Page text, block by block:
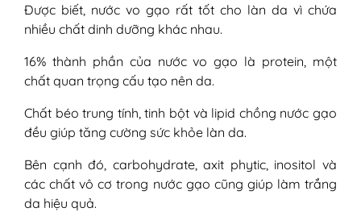
2. Cách tắm nước vo gạo trị rôm sảy
cho trẻ nhỏ
Được biết, nước vo gạo rất tốt cho làn da vì chứa
nhiều chất dinh dưỡng khác nhau.
16% thành phần của nước vo gạo là protein, một
chất quan trọng cấu tạo nên da.
Chất béo trung tính, tinh bột và lipid chồng nước gạo
đều giúp tăng cường sức khỏe làn da.
Bên cạnh đó, carbohydrate, axit phytic, inositol và
các chất vô cơ trong nước gạo cũng giúp làm trắng
da hiệu quả.